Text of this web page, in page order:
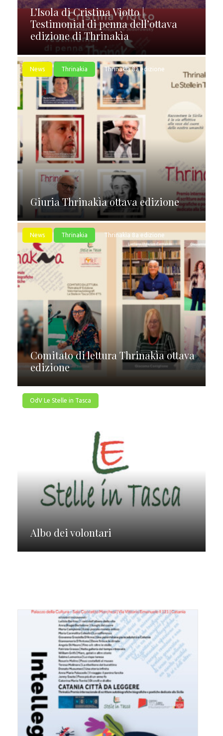
L’Isola di Cristina Viotto |
Testimonial di penna dell’ottava
edizione di Thrinakìa
News Thrinakia Thrinakìa 8a edizione
Giuria Thrinakìa ottava edizione
News Thrinakia Thrinakìa 8a edizione
Comitato di lettura Thrinakìa ottava
edizione
OdV Le Stelle in Tasca
Albo dei volontari